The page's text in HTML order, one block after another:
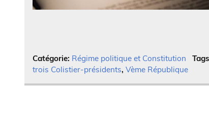
Catégorie: Régime politique et Constitution
trois Colistier-présidents,Vème République